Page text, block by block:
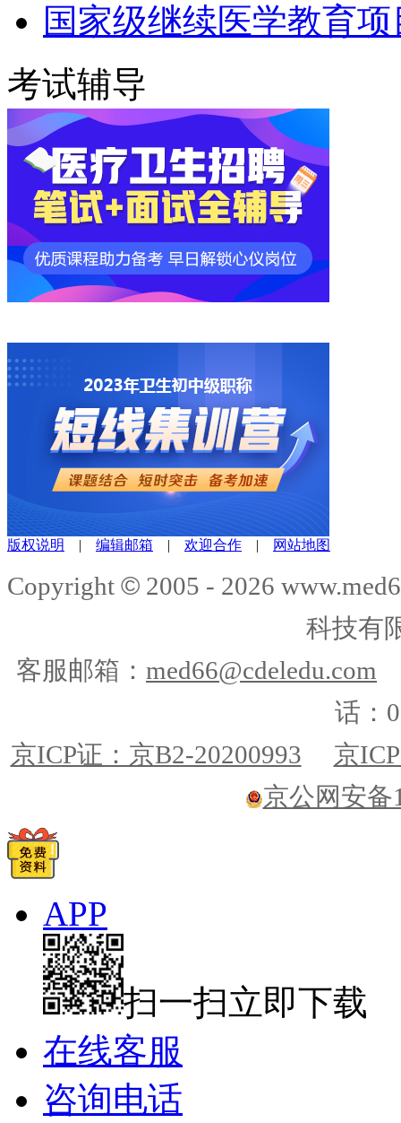
国家级继续医学教育
考试辅导
版权说明 | 编辑邮箱 | 欢迎合作 | 网站地图
Copyright © 2005 - 2026
科技有
客服邮箱： med66@cdeledu.com
话：
京ICP证：京B2-20200993
京
京公网安备
APP
扫一扫立即下载
在线客服
咨询电话